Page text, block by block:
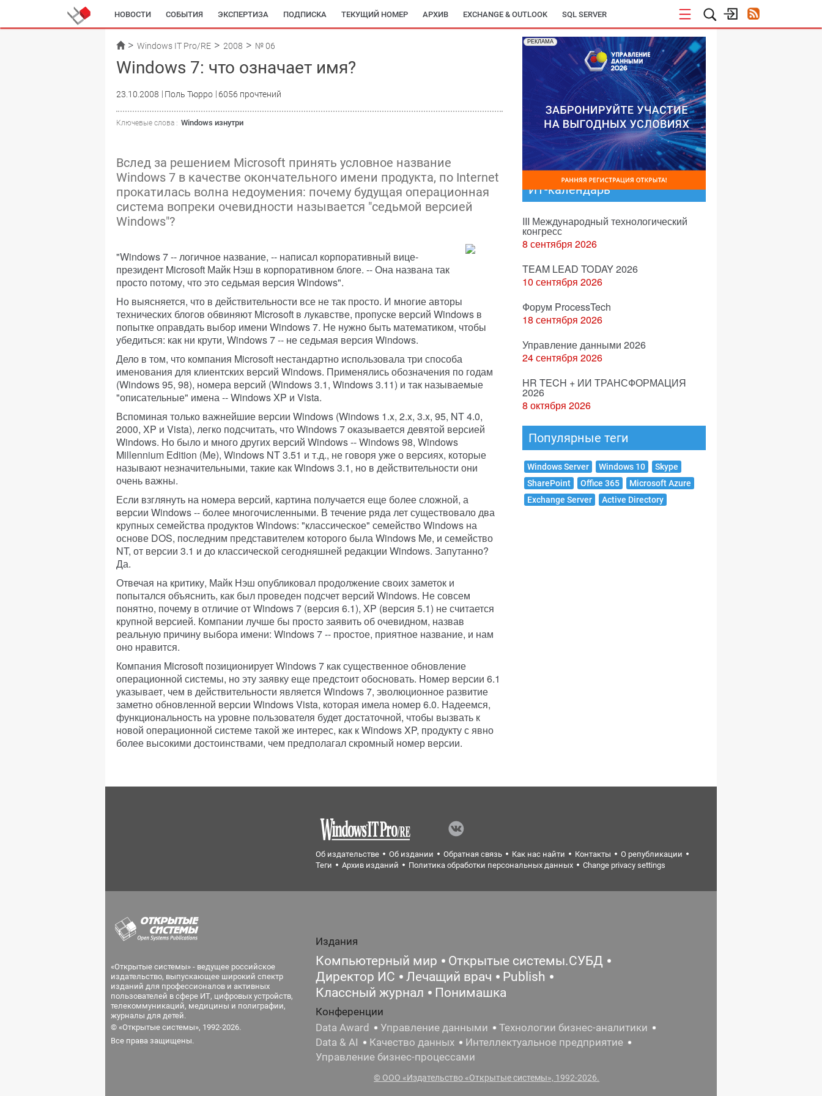
НОВОСТИ СОБЫТИЯ ЭКСПЕРТИЗА ПОДПИСКА ТЕКУЩИЙ НОМЕР АРХИВ EXCHANGE & OUTLOOK SQL SERVER
Windows IT Pro/RE 2008 № 06
Windows 7: что означает имя?
23.10.2008 Поль Тюрро 6056 прочтений
Ключевые слова : Windows изнутри
Вслед за решением Microsoft принять условное название
Windows 7 в качестве окончательного имени продукта, по Internet
прокатилась волна недоумения: почему будущая операционная
система вопреки очевидности называется "седьмой версией
Windows"?
"Windows 7 -- логичное название, -- написал корпоративный вице-
президент Microsoft Майк Нэш в корпоративном блоге. -- Она названа так
просто потому, что это седьмая версия Windows".
Но выясняется, что в действительности все не так просто. И многие авторы
технических блогов обвиняют Microsoft в лукавстве, пропуске версий Windows в
попытке оправдать выбор имени Windows 7. Не нужно быть математиком, чтобы
убедиться: как ни крути, Windows 7 -- не седьмая версия Windows.
Дело в том, что компания Microsoft нестандартно использовала три способа
именования для клиентских версий Windows. Применялись обозначения по годам
(Windows 95, 98), номера версий (Windows 3.1, Windows 3.11) и так называемые
"описательные" имена -- Windows XP и Vista.
Вспоминая только важнейшие версии Windows (Windows 1.x, 2.x, 3.x, 95, NT 4.0,
2000, XP и Vista), легко подсчитать, что Windows 7 оказывается девятой версией
Windows. Но было и много других версий Windows -- Windows 98, Windows
Millennium Edition (Me), Windows NT 3.51 и т.д., не говоря уже о версиях, которые
называют незначительными, такие как Windows 3.1, но в действительности они
очень важны.
Если взглянуть на номера версий, картина получается еще более сложной, а
версии Windows -- более многочисленными. В течение ряда лет существовало два
крупных семейства продуктов Windows: "классическое" семейство Windows на
основе DOS, последним представителем которого была Windows Me, и семейство
NT, от версии 3.1 и до классической сегодняшней редакции Windows. Запутанно?
Да.
Отвечая на критику, Майк Нэш опубликовал продолжение своих заметок и
попытался объяснить, как был проведен подсчет версий Windows. Не совсем
понятно, почему в отличие от Windows 7 (версия 6.1), XP (версия 5.1) не считается
крупной версией. Компании лучше бы просто заявить об очевидном, назвав
реальную причину выбора имени: Windows 7 -- простое, приятное название, и нам
оно нравится.
Компания Microsoft позиционирует Windows 7 как существенное обновление
операционной системы, но эту заявку еще предстоит обосновать. Номер версии 6.1
указывает, чем в действительности является Windows 7, эволюционное развитие
заметно обновленной версии Windows Vista, которая имела номер 6.0. Надеемся,
функциональность на уровне пользователя будет достаточной, чтобы вызвать к
новой операционной системе такой же интерес, как к Windows XP, продукту с явно
более высокими достоинствами, чем предполагал скромный номер версии.
РЕКЛАМА
ИТ-календарь
III Международный технологический
конгресс
8 сентября 2026
TEAM LEAD TODAY 2026
10 сентября 2026
Форум ProcessTech
18 сентября 2026
Управление данными 2026
24 сентября 2026
HR TECH + ИИ ТРАНСФОРМАЦИЯ
2026
8 октября 2026
Популярные теги
Windows Server Windows 10
Skype
SharePoint
Office 365
Microsoft Azure
Exchange Server
Active Directory
Об издательстве Об издании Обратная связь Как нас найти Контакты
О републикации
Теги
Архив изданий Политика обработки персональных данных Change privacy settings
«Открытые системы» - ведущее российское
издательство, выпускающее широкий спектр
изданий для профессионалов и активных
пользователей в сфере ИТ, цифровых устройств,
телекоммуникаций, медицины и полиграфии,
журналы для детей.
© «Открытые системы», 1992-2026.
Все права защищены.
Издания
Компьютерный мир
Открытые системы.СУБД
Директор ИС
Лечащий врач
Publish
Классный журнал
Понимашка
Конференции
Data Award
Управление данными
Технологии бизнес-аналитики
Data & AI
Качество данных
Интеллектуальное предприятие
Управление бизнес-процессами
© ООО «Издательство «Открытые системы», 1992-2026.